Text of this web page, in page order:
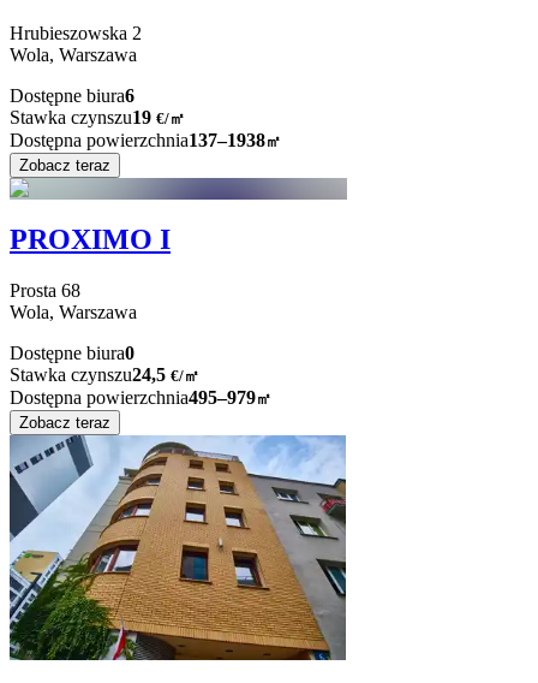
Hrubieszowska 2
Wola, Warszawa
Dostępne biura6
Stawka czynszu19 €/㎡
Dostępna powierzchnia137–1938㎡
Zobacz teraz
PROXIMO I
Prosta 68
Wola, Warszawa
Dostępne biura0
Stawka czynszu24,5 €/㎡
Dostępna powierzchnia495–979㎡
Zobacz teraz